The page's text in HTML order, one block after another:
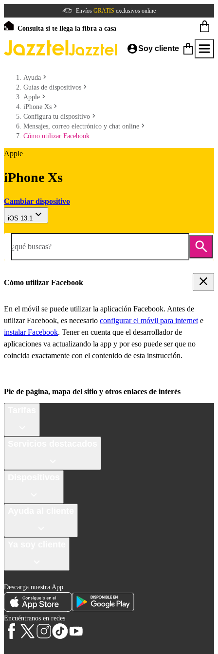
Envíos GRATIS exclusivos online
Consulta si te llega la fibra a casa
Soy cliente
Ayuda
Guías de dispositivos
Apple
iPhone Xs
Configura tu dispositivo
Mensajes, correo electrónico y chat online
Cómo utilizar Facebook
Apple
iPhone Xs
Cambiar dispositivo
iOS 13.1
¿qué buscas?
Cómo utilizar Facebook
En el móvil se puede utilizar la aplicación Facebook. Antes de
utilizar Facebook, es necesario configurar el móvil para internet e
instalar Facebook. Tener en cuenta que el desarrollador de
aplicaciones va actualizando la app y por eso puede ser que no
coincida exactamente con el contenido de esta instrucción.
Pie de página, mapa del sitio y otros enlaces de interés
Descarga nuestra App
Encuéntranos en redes